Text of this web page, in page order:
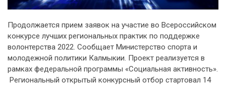
Продолжается прием заявок на участие во Всероссийском
конкурсе лучших региональных практик по поддержке
волонтерства 2022. Сообщает Министерство спорта и
молодежной политики Калмыкии. Проект реализуется в
рамках федеральной программы «Социальная активность».
Региональный открытый конкурсный отбор стартовал 14